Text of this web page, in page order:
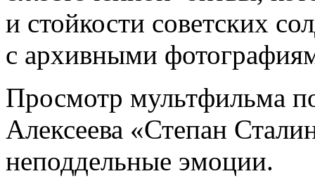
и стойкости советских
с архивными
Просмотр мультфильма
Алексеева «Степан
неподдельные эмоции.